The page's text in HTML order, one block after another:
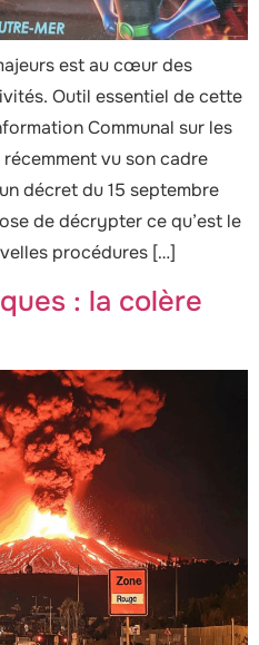
est au cœur des
Outil essentiel de cette
Communal sur les
récemment vu son cadre
décret du 15 septembre
de décrypter ce qu’est le
procédures […]
: la colère